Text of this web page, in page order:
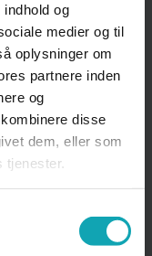
og
medier og til
oplysninger om
partnere inden
og
disse
dem, eller som
tjenester.og